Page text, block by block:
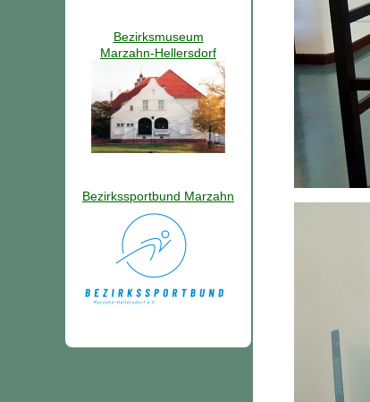
Bezirksmuseum
Marzahn-Hellersdorf
Bezirkssportbund Marzahn